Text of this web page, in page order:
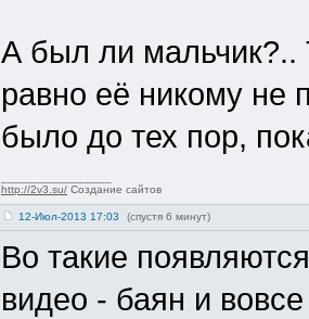
А был ли мальчик?..
равно её никому не
было до тех пор,
http://2v3.su/ Создание сайтов
12-Июл-2013 17:03 (спустя 6 минут)
Во такие
видео - баян и